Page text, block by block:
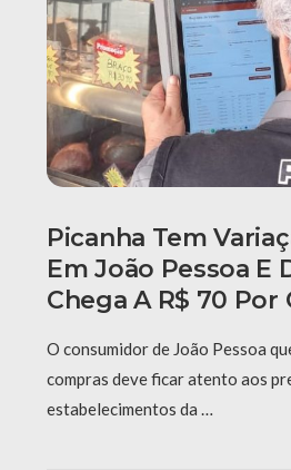
Picanha Tem
Em João Pessoa E
Chega A R$ 70 Por
O consumidor de João Pessoa
compras deve ficar atento aos
estabelecimentos da …